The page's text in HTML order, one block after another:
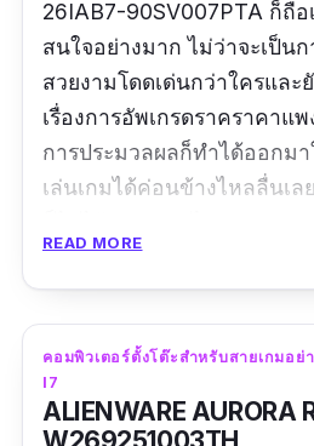
26IAB7-90SV007PTA ก็ถื
สนใจอย่างมาก ไม่ว่าจะเป็น
สวยงามโดดเด่นกว่าใครแล
เรื่องการอัพเกรดราคราคาแ
การประมวลผลก็ทำได้ออกม
เล่นเกมได้ค่อนข้างไหลลื่นเ
โต๊ะที่ทำมาเพื่อสายเกมเมอร์โ
READ MORE
คอมพิวเตอร์ตั้งโต๊ะสำหรับสายเกมอย่
I7
ALIENWARE AURORA